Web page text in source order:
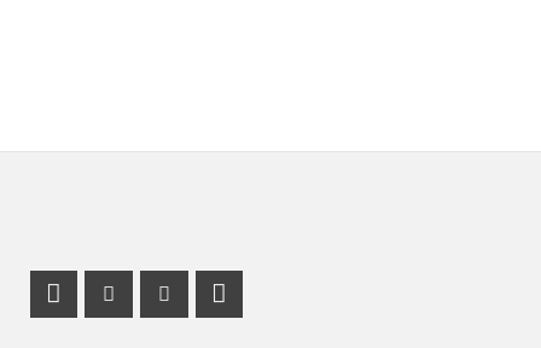
Profil Mastodon
Instagram Profil
Youtube Profil
LinkedIn Profil